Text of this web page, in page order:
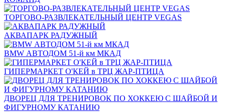
ТОРГОВО-РАЗВЛЕКАТЕЛЬНЫЙ ЦЕНТР VEGAS
АКВАПАРК РАДУЖНЫЙ
BMW АВТОДОМ 51-й км МКАД
ГИПЕРМАРКЕТ О'КЕЙ в ТРЦ ЖАР-ПТИЦА
ДВОРЕЦ ДЛЯ ТРЕНИРОВОК ПО ХОККЕЮ С ШАЙБОЙ И
ФИГУРНОМУ КАТАНИЮ